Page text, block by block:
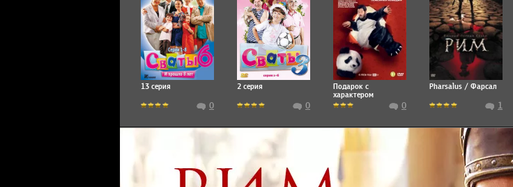
13 серия
0
2 серия
0
Подарок с
характером
0
Pharsalus / Фарсал
1